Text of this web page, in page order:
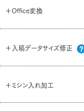
＋Office変換
＋入稿データサイズ修正
＋ミシン入れ加工